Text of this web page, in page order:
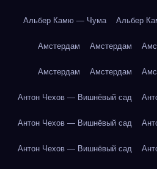
Альбер Камю — Чума Альбер
Амстердам Амстердам
Амстердам Амстердам
Антон Чехов — Вишнёвый сад
Антон Чехов — Вишнёвый сад
Антон Чехов — Вишнёвый сад